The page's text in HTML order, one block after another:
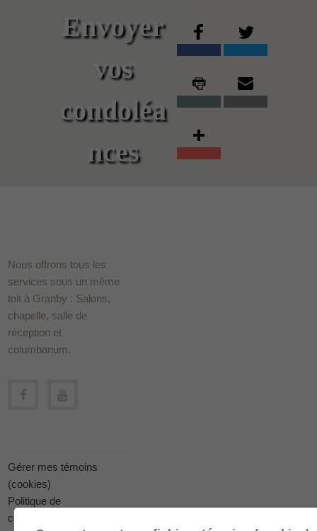
Envoyer
vos
condoléa
nces
Nous offrons tous les
services sous un même
toit à Granby : Salons,
chapelle, salle de
réception et
columbarium.
Gérer mes témoins
(cookies)
Politique de
confidentialité en